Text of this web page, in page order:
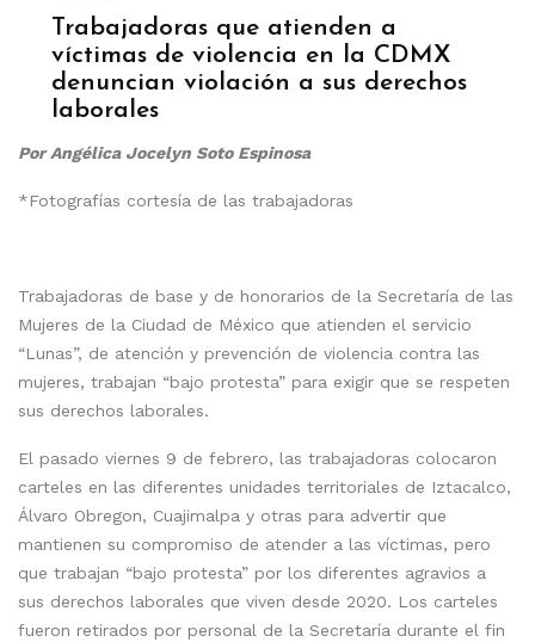
Trabajadoras que atienden a
víctimas de violencia en la CDMX
denuncian violación a sus derechos
laborales
Por Angélica Jocelyn Soto Espinosa
*Fotografías cortesía de las trabajadoras
Trabajadoras de base y de honorarios de la Secretaría de las
Mujeres de la Ciudad de México que atienden el servicio
“Lunas”, de atención y prevención de violencia contra las
mujeres, trabajan “bajo protesta” para exigir que se respeten
sus derechos laborales.
El pasado viernes 9 de febrero, las trabajadoras colocaron
carteles en las diferentes unidades territoriales de Iztacalco,
Álvaro Obregon, Cuajimalpa y otras para advertir que
mantienen su compromiso de atender a las víctimas, pero
que trabajan “bajo protesta” por los diferentes agravios a
sus derechos laborales que viven desde 2020. Los carteles
fueron retirados por personal de la Secretaría durante el fin